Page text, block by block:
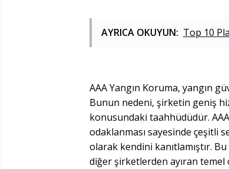
AYRICA OKUYUN: Top 10
AAA Yangın Koruma, yangın
Bunun nedeni, şirketin geniş
konusundaki taahhüdüdür.
odaklanması sayesinde çeşitli
olarak kendini kanıtlamıştır.
diğer şirketlerden ayıran temel